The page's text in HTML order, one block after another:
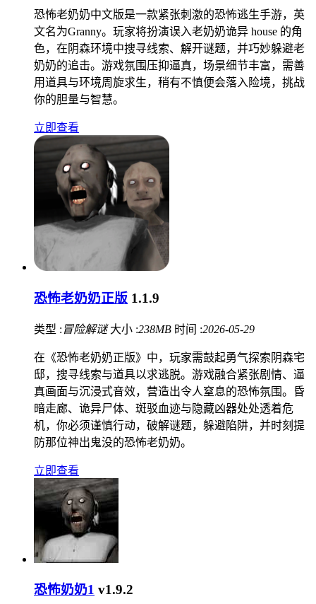
恐怖老奶奶中文版是一款紧张刺激的恐怖逃生手游，英
文名为Granny。玩家将扮演误入老奶奶诡异 house 的角
色，在阴森环境中搜寻线索、解开谜题，并巧妙躲避老
奶奶的追击。游戏氛围压抑逼真，场景细节丰富，需善
用道具与环境周旋求生，稍有不慎便会落入险境，挑战
你的胆量与智慧。
立即查看
恐怖老奶奶正版 1.1.9
类型 : 冒险解谜 大小 :238MB 时间 :2026-05-29
在《恐怖老奶奶正版》中，玩家需鼓起勇气探索阴森宅
邸，搜寻线索与道具以求逃脱。游戏融合紧张剧情、逼
真画面与沉浸式音效，营造出令人窒息的恐怖氛围。昏
暗走廊、诡异尸体、斑驳血迹与隐藏凶器处处透着危
机，你必须谨慎行动，破解谜题，躲避陷阱，并时刻提
防那位神出鬼没的恐怖老奶奶。
立即查看
恐怖奶奶1 v1.9.2